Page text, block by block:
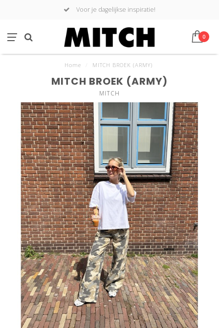
Voor je dagelijkse inspiratie!
0
Home MITCH BROEK (ARMY)
MITCH BROEK (ARMY)
MITCH